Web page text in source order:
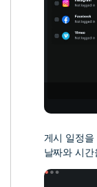
게시 일정을
날짜와 시